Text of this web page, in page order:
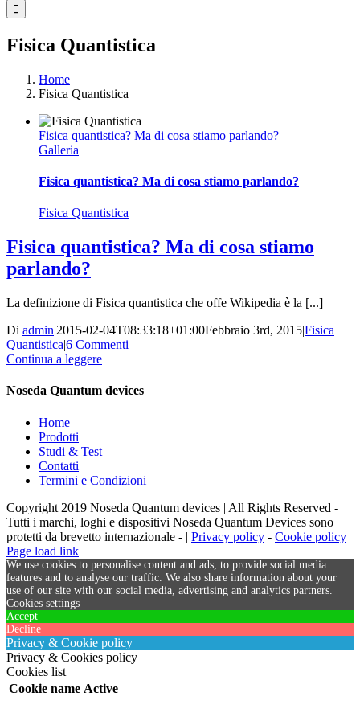
Fisica Quantistica
Home
Fisica Quantistica
Fisica quantistica? Ma di cosa stiamo parlando?
Galleria
Fisica quantistica? Ma di cosa stiamo parlando?
Fisica Quantistica
Fisica quantistica? Ma di cosa stiamo
parlando?
La definizione di Fisica quantistica che offe Wikipedia è la [...]
Di admin|2015-02-04T08:33:18+01:00Febbraio 3rd, 2015|Fisica
Quantistica|6 Commenti
Continua a leggere
Noseda Quantum devices
Home
Prodotti
Studi & Test
Contatti
Termini e Condizioni
Copyright 2019 Noseda Quantum devices | All Rights Reserved -
Tutti i marchi, loghi e dispositivi Noseda Quantum Devices sono
protetti da brevetto internazionale - | Privacy policy - Cookie policy
Page load link
We use cookies to personalise content and ads, to provide social media
features and to analyse our traffic. We also share information about your
use of our site with our social media, advertising and analytics partners.
Cookies settings
Accept
Decline
Privacy & Cookie policy
Privacy & Cookies policy
Cookies list
Cookie name Active